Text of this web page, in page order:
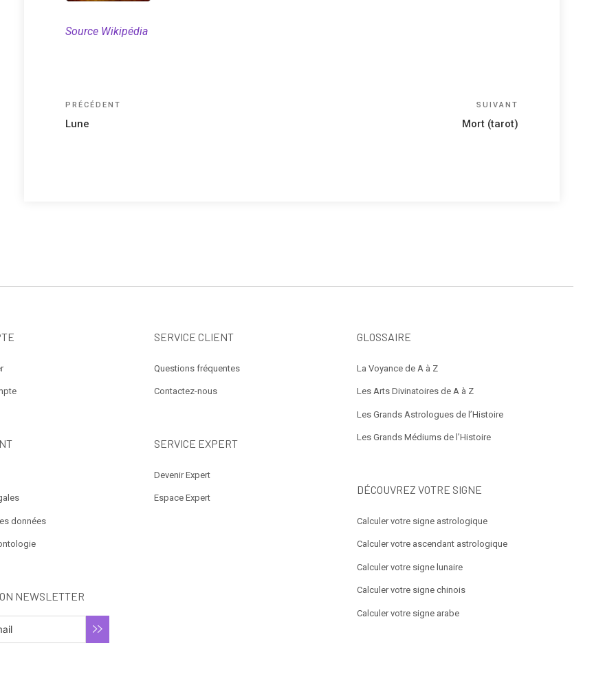
Source Wikipédia
Navigation
de
Article
précédent
PRÉCÉDENT
Lune
SUIVANT
Mort (tarot)
données
NEWSLETTER
SERVICE CLIENT
Questions fréquentes
Contactez-nous
SERVICE EXPERT
Devenir Expert
Espace Expert
GLOSSAIRE
La Voyance de A à Z
Les Arts Divinatoires de A à Z
Les Grands Astrologues de l’Histoire
Les Grands Médiums de l’Histoire
DÉCOUVREZ VOTRE SIGNE
Calculer votre signe astrologique
Calculer votre ascendant astrologique
Calculer votre signe lunaire
Calculer votre signe chinois
Calculer votre signe arabe